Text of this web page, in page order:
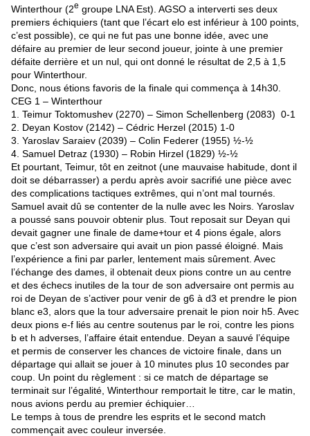
Winterthour (2e groupe LNA Est). AGSO a interverti ses deux
premiers échiquiers (tant que l’écart elo est inférieur à 100 points,
c’est possible), ce qui ne fut pas une bonne idée, avec une
défaire au premier de leur second joueur, jointe à une premier
défaite derrière et un nul, qui ont donné le résultat de 2,5 à 1,5
pour Winterthour.
Donc, nous étions favoris de la finale qui commença à 14h30.
CEG 1 – Winterthour
1. Teimur Toktomushev (2270) – Simon Schellenberg (2083) 0-1
2. Deyan Kostov (2142) – Cédric Herzel (2015) 1-0
3. Yaroslav Saraiev (2039) – Colin Federer (1955) ½-½
4. Samuel Detraz (1930) – Robin Hirzel (1829) ½-½
Et pourtant, Teimur, tôt en zeitnot (une mauvaise habitude, dont il
doit se débarrasser) a perdu après avoir sacrifié une pièce avec
des complications tactiques extrêmes, qui n’ont mal tournés.
Samuel avait dû se contenter de la nulle avec les Noirs. Yaroslav
a poussé sans pouvoir obtenir plus. Tout reposait sur Deyan qui
devait gagner une finale de dame+tour et 4 pions égale, alors
que c’est son adversaire qui avait un pion passé éloigné. Mais
l’expérience a fini par parler, lentement mais sûrement. Avec
l’échange des dames, il obtenait deux pions contre un au centre
et des échecs inutiles de la tour de son adversaire ont permis au
roi de Deyan de s’activer pour venir de g6 à d3 et prendre le pion
blanc e3, alors que la tour adversaire prenait le pion noir h5. Avec
deux pions e-f liés au centre soutenus par le roi, contre les pions
b et h adverses, l’affaire était entendue. Deyan a sauvé l’équipe
et permis de conserver les chances de victoire finale, dans un
départage qui allait se jouer à 10 minutes plus 10 secondes par
coup. Un point du règlement : si ce match de départage se
terminait sur l’égalité, Winterthour remportait le titre, car le matin,
nous avions perdu au premier échiquier…
Le temps à tous de prendre les esprits et le second match
commençait avec couleur inversée.